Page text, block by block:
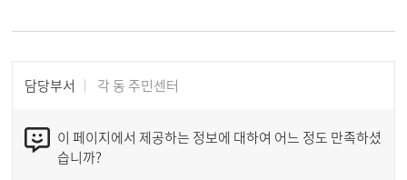
담당부서 각 동 주민센터
이 페이지에서 제공하는 정보에 대하여 어느 정도 만족하셨
습니까?